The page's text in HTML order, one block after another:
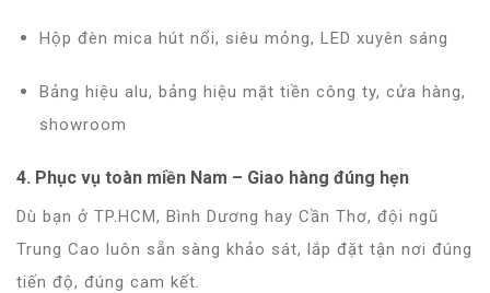
Hộp đèn mica hút nổi, siêu mỏng, LED xuyên sáng
Bảng hiệu alu, bảng hiệu mặt tiền công ty, cửa hàng,
showroom
4. Phục vụ toàn miền Nam – Giao hàng đúng hẹn
Dù bạn ở TP.HCM, Bình Dương hay Cần Thơ, đội ngũ
Trung Cao luôn sẵn sàng khảo sát, lắp đặt tận nơi đúng
tiến độ, đúng cam kết.